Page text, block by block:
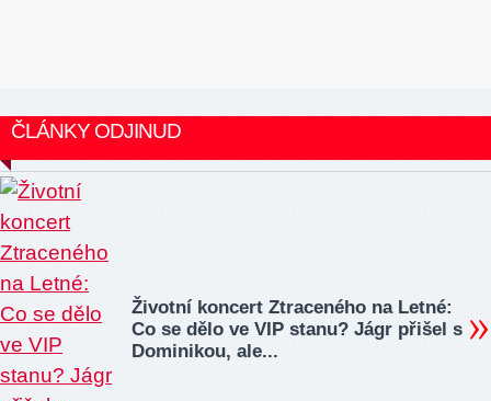
ČLÁNKY ODJINUD
Životní koncert Ztraceného na Letné:
Co se dělo ve VIP stanu? Jágr přišel s
Dominikou, ale...